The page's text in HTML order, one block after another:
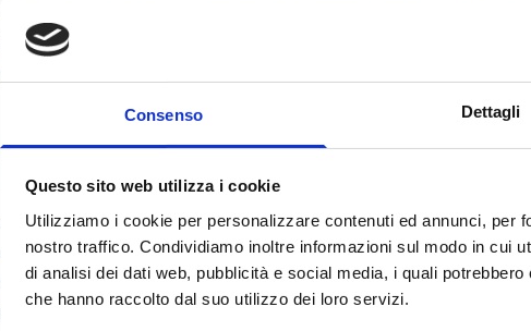
Consenso Dettagli
Questo sito web utilizza i cookie
Utilizziamo i cookie per personalizzare contenuti ed annunci, per
nostro traffico. Condividiamo inoltre informazioni sul modo in cui
di analisi dei dati web, pubblicità e social media, i quali
che hanno raccolto dal suo utilizzo dei loro servizi.
Il programma di investimento, invece, può ricomprendere
tipologia A o solo interventi della Tipologia B oppure
le tipologie.
alle agevolazioni le Grandi imprese, le Medie, le Piccole e
che intendono realizzare l’investimento in sedi operative
nel territorio della Regione Basilicata e che siano già
e attive nel Registro delle Imprese presso la Camera di